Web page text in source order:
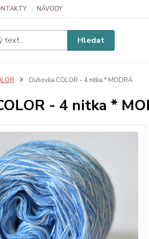
NÁVODY
Hledat
Duhovka COLOR - 4 nitka * MODRÁ
- 4 nitka *